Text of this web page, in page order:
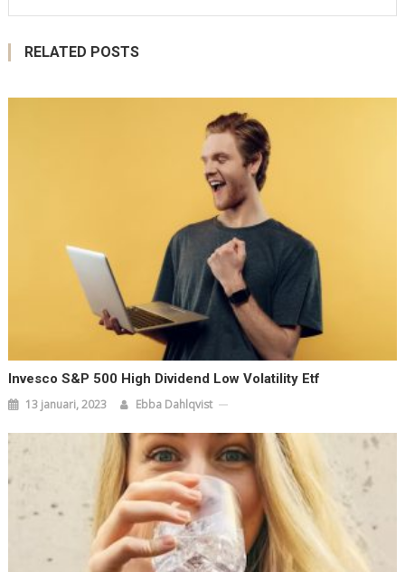
RELATED POSTS
Invesco S&p 500 High Dividend Low Volatility Etf
13 januari, 2023 Ebba Dahlqvist